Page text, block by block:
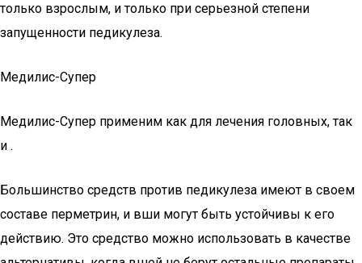
только взрослым, и только при серьезной степени
запущенности педикулеза.
Медилис-Супер
Медилис-Супер применим как для лечения головных, так
и .
Большинство средств против педикулеза имеют в своем
составе перметрин, и вши могут быть устойчивы к его
действию. Это средство можно использовать в качестве